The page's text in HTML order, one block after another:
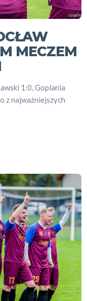
MECZEM
1:0, Goplania
z najważniejszych